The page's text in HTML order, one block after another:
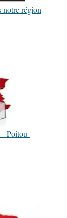
notre région
Poitou-